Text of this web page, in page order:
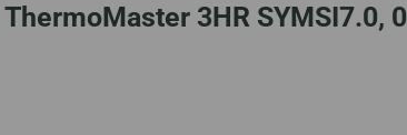
3HR SYMSI7.0,